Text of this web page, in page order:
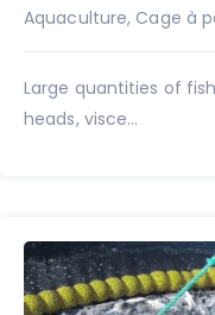
Aquaculture, Cage à
Large quantities of
heads, visce...